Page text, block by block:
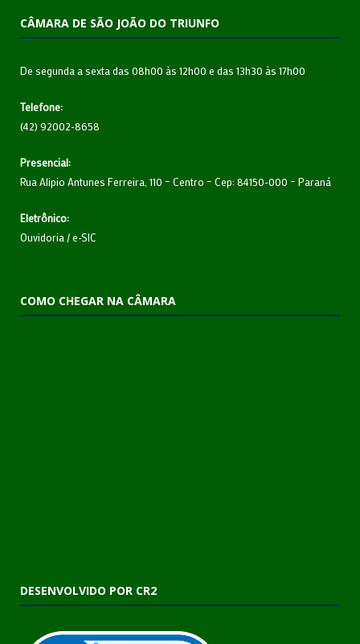
CÂMARA DE SÃO JOÃO DO TRIUNFO
De segunda a sexta das 08h00 às 12h00 e das 13h30 às 17h00
Telefone:
(42) 92002-8658
Presencial:
Rua Alipio Antunes Ferreira, 110 – Centro – Cep: 84150-000 – Paraná
Eletrônico:
Ouvidoria /e-SIC
COMO CHEGAR NA CÂMARA
DESENVOLVIDO POR CR2